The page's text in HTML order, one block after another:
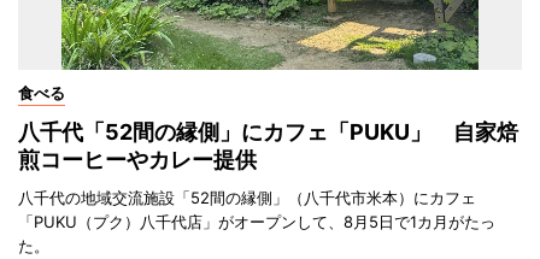
食べる
八千代「52間の縁側」にカフェ「PUKU」 自家焙
煎コーヒーやカレー提供
八千代の地域交流施設「52間の縁側」（八千代市米本）にカフェ
「PUKU（プク）八千代店」がオープンして、8月5日で1カ月がたっ
た。